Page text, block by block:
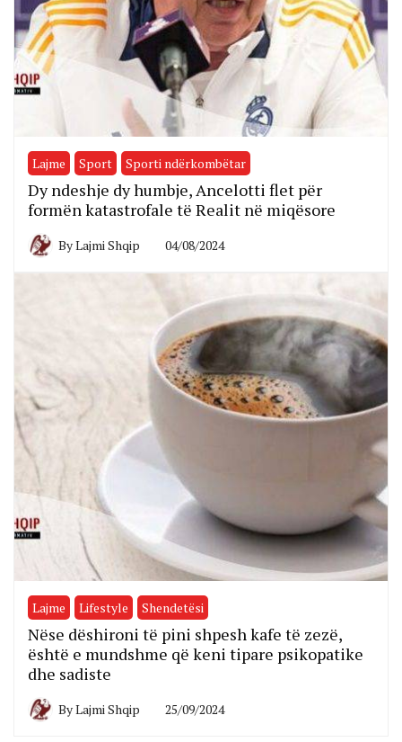
Lajme Sport Sporti ndërkombëtar
Dy ndeshje dy humbje, Ancelotti flet për
formën katastrofale të Realit në miqësore
ByLajmi Shqip 04/08/2024
Lajme Lifestyle Shendetësi
Nëse dëshironi të pini shpesh kafe të zezë,
është e mundshme që keni tipare psikopatike
dhe sadiste
ByLajmi Shqip 25/09/2024